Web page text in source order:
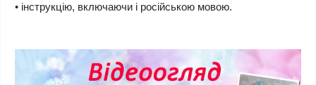
• інструкцію, включаючи і російською мовою.